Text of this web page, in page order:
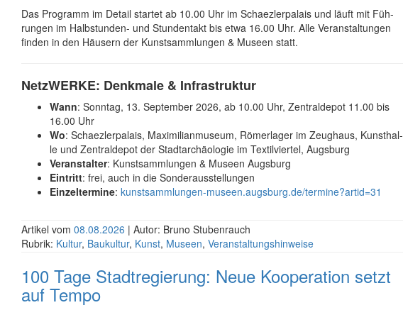
Das Pro­gramm im De­tail star­tet ab 10.00 Uhr im Schaez­ler­pa­lais und läuft mit Füh­
run­gen im Halb­stun­den- und Stun­den­takt bis etwa 16.00 Uhr. Alle Ver­an­stal­tun­gen
fin­den in den Häu­sern der Kunst­samm­lun­gen & Muse­en statt.
Netz­WER­KE: Denk­ma­le & Infra­struk­tur
Wann: Sonn­tag, 13. Sep­tem­ber 2026, ab 10.00 Uhr, Zen­tral­de­pot 11.00 bis
16.00 Uhr
Wo: Schaez­ler­pa­lais, Maxi­mi­li­an­mu­se­um, Rö­mer­la­ger im Zeug­haus, Kunst­hal­
le und Zen­tral­de­pot der Stadt­ar­chäo­lo­gie im Tex­til­vier­tel, Augs­burg
Ver­an­stal­ter: Kunst­samm­lun­gen & Muse­en Augs­burg
Ein­tritt: frei, auch in die Son­der­aus­stel­lun­gen
Einzeltermine: kunst­samm­lun­gen-muse­en.augs­burg.de/ter­mi­ne?artid=31
Artikel vom 08.08.2026 | Autor: Bruno Stubenrauch
Rubrik: Kultur, Baukultur, Kunst, Museen, Veranstaltungshinweise
100 Tage Stadtregierung: Neue Kooperation setzt
auf Tempo